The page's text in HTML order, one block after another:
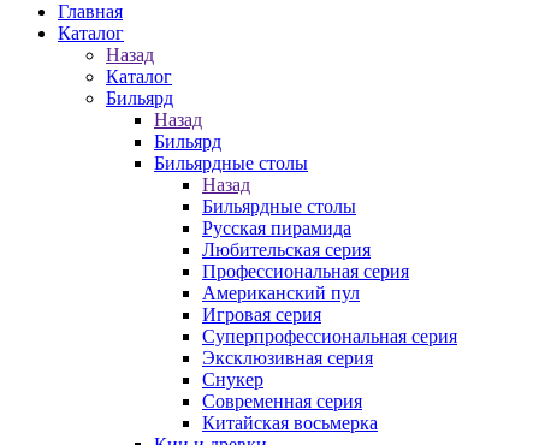
Главная
Каталог
Назад
Каталог
Бильярд
Назад
Бильярд
Бильярдные столы
Назад
Бильярдные столы
Русская пирамида
Любительская серия
Профессиональная серия
Американский пул
Игровая серия
Суперпрофессиональная серия
Эксклюзивная серия
Снукер
Современная серия
Китайская восьмерка